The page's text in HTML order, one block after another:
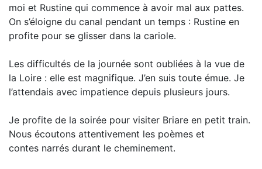
moi et Rustine qui commence à avoir mal aux pattes.
On s’éloigne du canal pendant un temps : Rustine en
profite pour se glisser dans la cariole.
Les difficultés de la journée sont oubliées à la vue de
la Loire : elle est magnifique. J’en suis toute émue. Je
l’attendais avec impatience depuis plusieurs jours.
Je profite de la soirée pour visiter Briare en petit train.
Nous écoutons attentivement les poèmes et
contes narrés durant le cheminement.